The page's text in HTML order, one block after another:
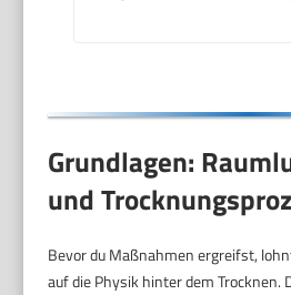
Grundlagen:
und
Bevor du Maßnahmen ergreifst,
auf die Physik hinter dem Trocknen.